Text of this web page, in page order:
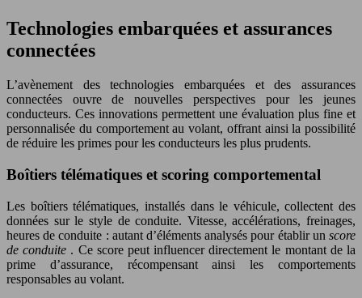
Technologies embarquées et assurances
connectées
L’avènement des technologies embarquées et des assurances
connectées ouvre de nouvelles perspectives pour les jeunes
conducteurs. Ces innovations permettent une évaluation plus fine et
personnalisée du comportement au volant, offrant ainsi la possibilité
de réduire les primes pour les conducteurs les plus prudents.
Boîtiers télématiques et scoring comportemental
Les boîtiers télématiques, installés dans le véhicule, collectent des
données sur le style de conduite. Vitesse, accélérations, freinages,
heures de conduite : autant d’éléments analysés pour établir un score
de conduite . Ce score peut influencer directement le montant de la
prime d’assurance, récompensant ainsi les comportements
responsables au volant.